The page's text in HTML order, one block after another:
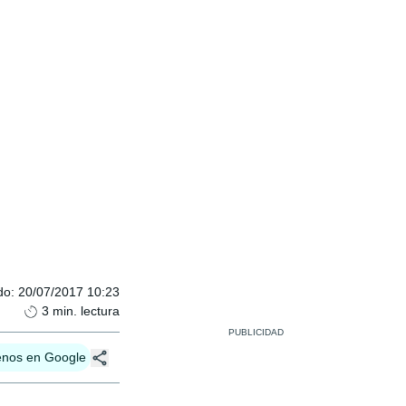
: 20/07/2017 10:23
3 min. lectura
en Google